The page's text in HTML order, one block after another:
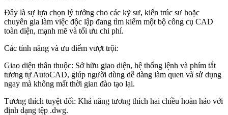
Đây là sự lựa chọn lý tưởng cho các kỹ sư, kiến trúc sư hoặc
chuyên gia làm việc độc lập đang tìm kiếm một bộ công cụ CAD
toàn diện, mạnh mẽ và tối ưu chi phí.
Các tính năng và ưu điểm vượt trội:
Giao diện thân thuộc: Sở hữu giao diện, hệ thống lệnh và phím tắt
tương tự AutoCAD, giúp người dùng dễ dàng làm quen và sử dụng
ngay mà không mất thời gian đào tạo lại.
Tương thích tuyệt đối: Khả năng tương thích hai chiều hoàn hảo với
định dạng tệp .dwg.